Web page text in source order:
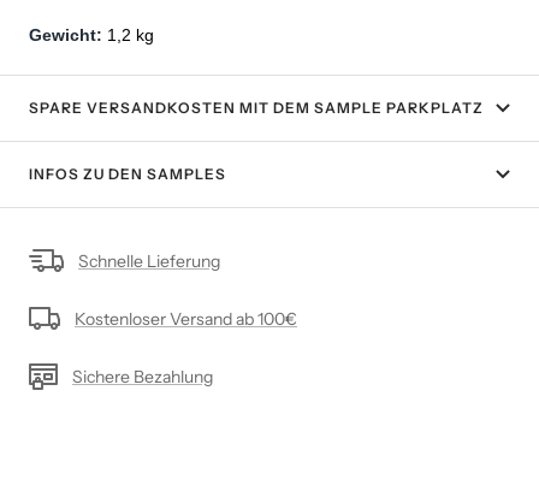
Gewicht: 1,2 kg
SPARE VERSANDKOSTEN MIT DEM SAMPLE PARKPLATZ
INFOS ZU DEN SAMPLES
Schnelle Lieferung
Kostenloser Versand ab 100€
Sichere Bezahlung